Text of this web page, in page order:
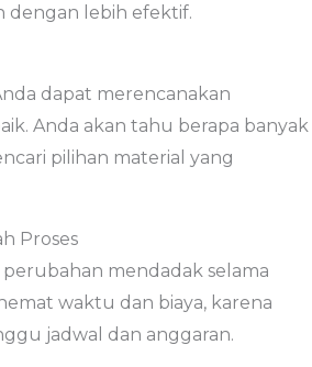
dengan lebih efektif.
dapat merencanakan
Anda akan tahu berapa banyak
pilihan material yang
Proses
mendadak selama
waktu dan biaya, karena
jadwal dan anggaran.